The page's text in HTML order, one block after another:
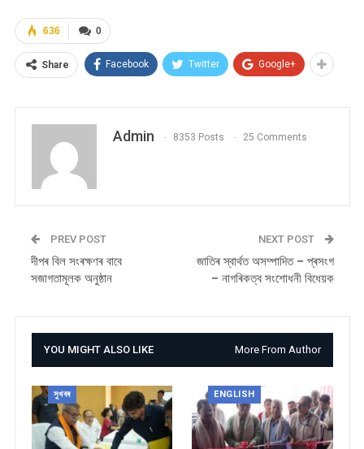
0
636
Share Facebook Twitter Google+
Admin 8353 Posts 25 Comments
PREV POST
দীপৰ বিল সংৰক্ষণৰ বাবে
সজাগতামূলক অনুষ্ঠান
NEXT POST
জাতিৰ স্বাৰ্থত অসম্পাদিত – প্ৰসংগ
– নাগৰিকত্ব সংশোধনী বিধেয়ক
YOU MIGHT ALSO LIKE More From Author
সুখবৰ ENGLISH